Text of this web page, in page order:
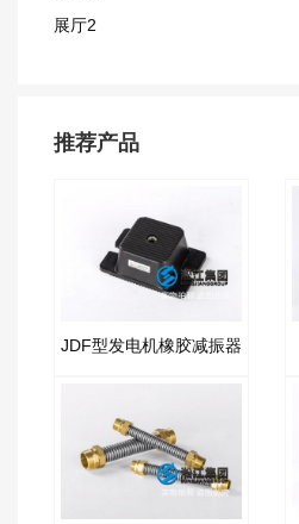
展厅2
推荐产品
JDF型发电机橡胶减振器